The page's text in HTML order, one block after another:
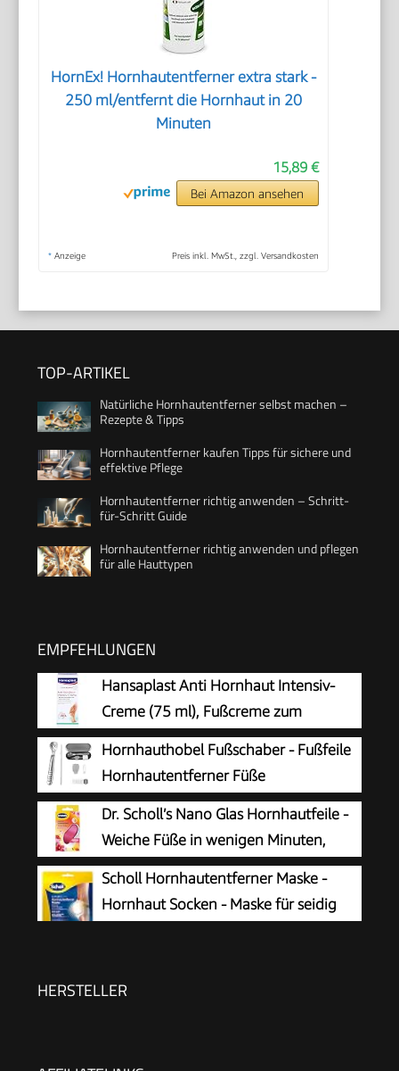
HornEx! Hornhautentferner extra stark -
250 ml/entfernt die Hornhaut in 20
Minuten
15,89 €
Bei Amazon ansehen
* Anzeige Preis inkl. MwSt., zzgl. Versandkosten
TOP-ARTIKEL
Natürliche Hornhautentferner selbst machen –
Rezepte & Tipps
Hornhautentferner kaufen Tipps für sichere und
effektive Pflege
Hornhautentferner richtig anwenden – Schritt-
für-Schritt Guide
Hornhautentferner richtig anwenden und pflegen
für alle Hauttypen
EMPFEHLUNGEN
Hansaplast Anti Hornhaut Intensiv-
Creme (75 ml), Fußcreme zum
Hornhaut entfernen,
feuchtigkeitsspendende Hornhaut Creme pflegt
sehr trockene Haut mit Urea
Hornhauthobel Fußschaber - Fußfeile
Hornhautentferner Füße
Hornhautrasierer - Edelstahl Fußraspel
Harte Haut Ferse Hornhautentfernung Pediküre
Set für Hand Füße Fußpflege mit 10
Ersatzklingen Silber
Dr. Scholl’s Nano Glas Hornhautfeile -
Weiche Füße in wenigen Minuten,
Hornhautentferner, Special Edition
Rosa, Pediküre, Geeignet für Nasse oder
Trockene Füße, Hornhaut Entfernen Fuß,
Scholl Hornhautentferner Maske -
Hornhaut Socken - Maske für seidig
HERSTELLER